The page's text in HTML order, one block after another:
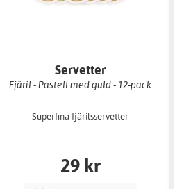
Servetter
Fjäril - Pastell med guld - 12-pack
Superfina fjärilsservetter
29 kr